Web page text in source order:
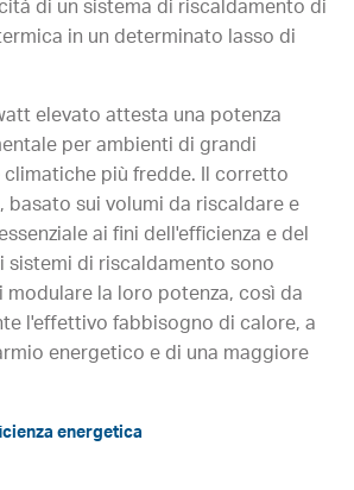
di un sistema di riscaldamento di
in un determinato lasso di
elevato attesta una potenza
per ambienti di grandi
climatiche più fredde. Il corretto
basato sui volumi da riscaldare e
ai fini dell'efficienza e del
sistemi di riscaldamento sono
modulare la loro potenza, così da
l'effettivo fabbisogno di calore, a
energetico e di una maggiore
energetica